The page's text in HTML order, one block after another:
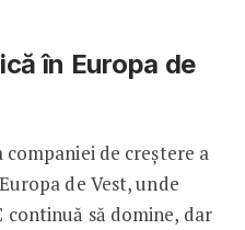
în Europa de
de creștere a
de Vest, unde
continuă să domine, dar